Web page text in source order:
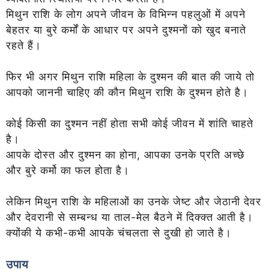
मिथुन राशि के लोग अपने जीवन के विभिन्न पहलुओं में अपने
बेहतर या बुरे कर्मों के आधार पर अपने दुश्मनों को खुद बनाते
रहते हैं।
फिर भी अगर मिथुन राशि महिला के दुश्मन की बात की जाये तो
आपको जाननी चाहिए की कौन मिथुन राशि के दुश्मन होते है।
कोई किसी का दुश्मन नहीं होता सभी कोई जीवन में शांति चाहते
है।
आपके दोस्त और दुश्मन का होना, आपका उनके प्रति अच्छे
और बुरे कर्मो का फल होता है।
लेकिन मिथुन राशि के महिलाओं का उनके जेष्ट और जेठानी देवर
और देवरानी से सम्बन्ध या ताल-मेल बैठने में दिक्क्त आती है।
क्योंकी ये कभी-कभी आपके चंचलता से दुखी हो जाते है।
उपाय